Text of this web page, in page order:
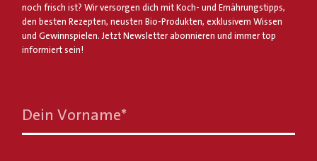
noch frisch ist? Wir versorgen dich mit Koch- und Ernährungstipps,
den besten Rezepten, neusten Bio-Produkten, exklusivem Wissen
und Gewinnspielen. Jetzt Newsletter abonnieren und immer top
informiert sein!
Dein Vorname*